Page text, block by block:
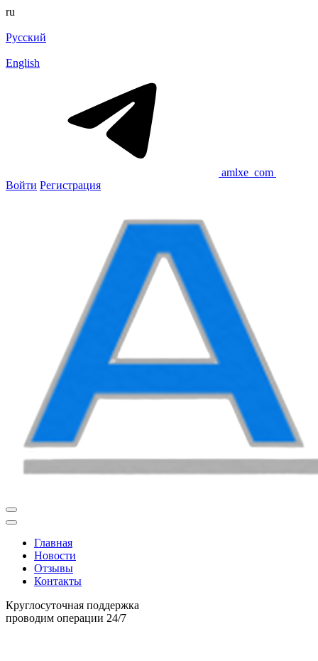
ru
Русский
English
amlxe_com
Войти Регистрация
Главная
Новости
Отзывы
Контакты
Круглосуточная поддержка
проводим операции 24/7